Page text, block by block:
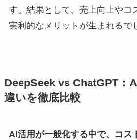
す。結果として、売上向上やコ
実利的なメリットが生まれるで
DeepSeek vs ChatGPT：
違いを徹底比較
AI活用が一般化する中で、コス